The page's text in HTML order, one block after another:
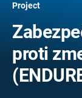
Project
proti